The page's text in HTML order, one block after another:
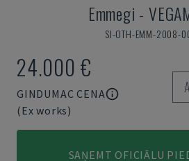
Emmegi -
SI-OTH-EMM-2008-
24.000 €
GINDUMAC CENA
(Ex works)
SAŅEMT OFICIĀLU